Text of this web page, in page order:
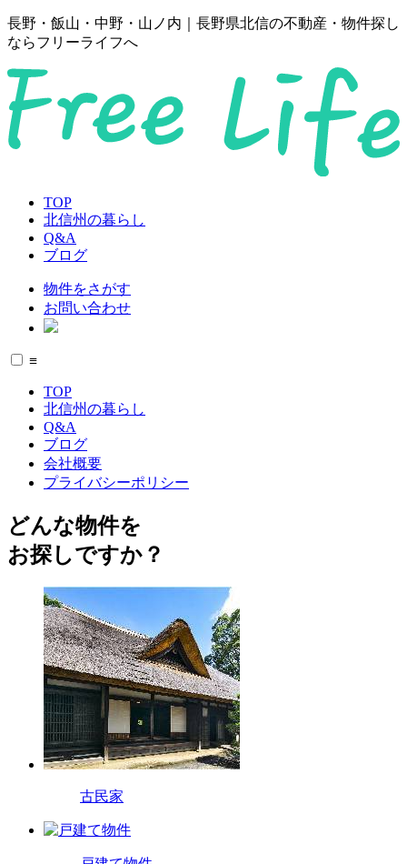
長野・飯山・中野・山ノ内｜長野県北信の不動産・物件探し
ならフリーライフへ
TOP
北信州の暮らし
Q&A
ブログ
物件をさがす
お問い合わせ
≡
TOP
北信州の暮らし
Q&A
ブログ
会社概要
プライバシーポリシー
どんな物件を
お探しですか？
古民家